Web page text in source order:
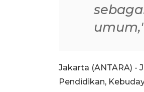
Jakarta (ANTARA) -
Pendidikan,